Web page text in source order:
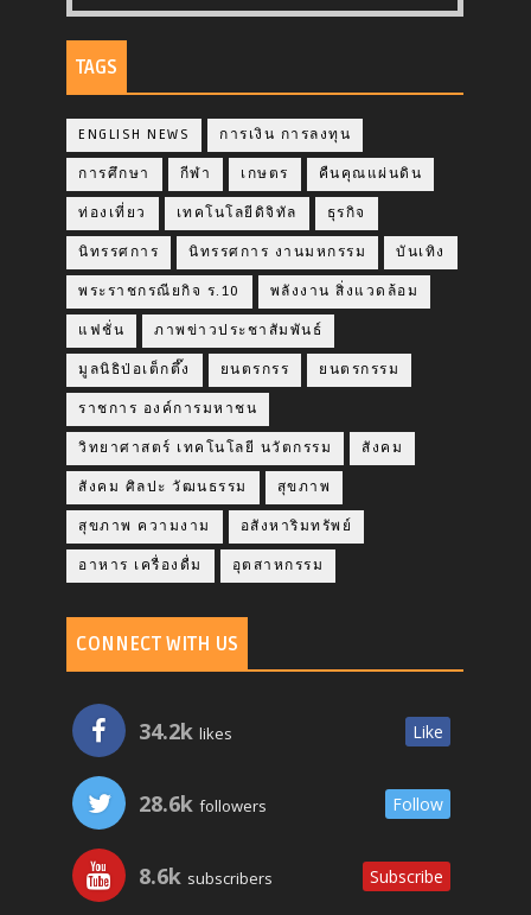
TAGS
ENGLISH NEWS การเงิน การลงทุน
การศึกษา กีฬา เกษตร คืนคุณแผ่นดิน
ท่องเที่ยว เทคโนโลยีดิจิทัล ธุรกิจ
นิทรรศการ นิทรรศการ งานมหกรรม บันเทิง
พระราชกรณียกิจ ร.10 พลังงาน สิ่งแวดล้อม
แฟชั่น ภาพข่าวประชาสัมพันธ์
มูลนิธิป่อเต็กตึ๊ง ยนตรกรร ยนตรกรรม
ราชการ องค์การมหาชน
วิทยาศาสตร์ เทคโนโลยี นวัตกรรม สังคม
สังคม ศิลปะ วัฒนธรรม สุขภาพ
สุขภาพ ความงาม อสังหาริมทรัพย์
อาหาร เครื่องดื่ม อุตสาหกรรม
CONNECT WITH US
34.2k likes Like
28.6k followers Follow
8.6k subscribers Subscribe